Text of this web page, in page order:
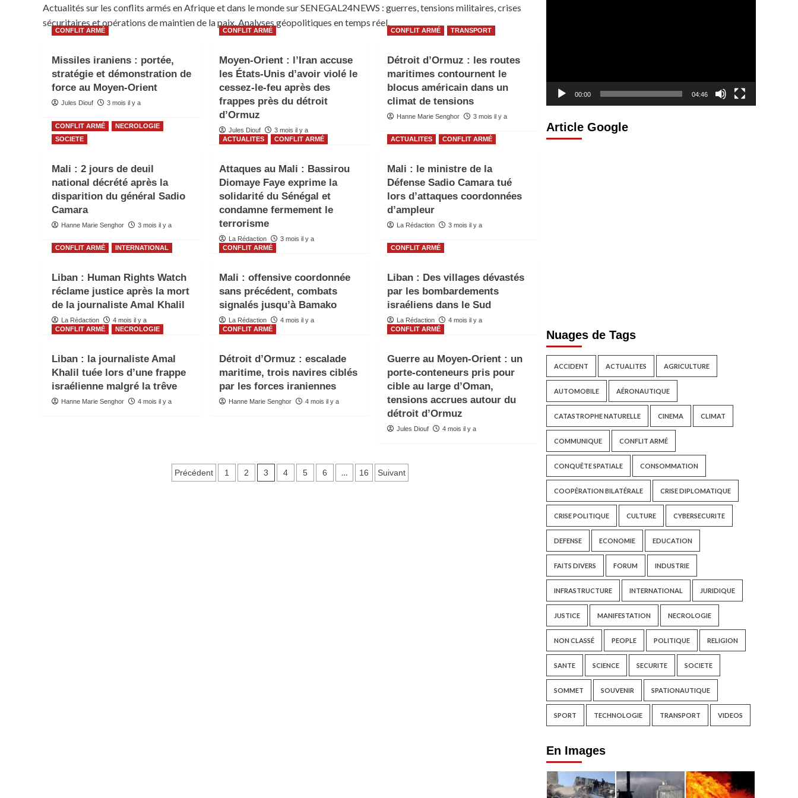
Actualités sur les conflits armés en Afrique et dans le monde sur SENEGAL24NEWS : guerres, tensions militaires, crises
sécuritaires et opérations de maintien de la paix. Analyses géopolitiques en temps réel.
CONFLIT ARMÉ
Missiles iraniens : portée,
stratégie et démonstration de
force au Moyen-Orient
Jules Diouf 3 mois il y a
CONFLIT ARMÉ
Moyen-Orient : l’Iran accuse
les États-Unis d’avoir violé le
cessez-le-feu après des
frappes près du détroit
d’Ormuz
Jules Diouf 3 mois il y a
CONFLIT ARMÉ TRANSPORT
Détroit d’Ormuz : les routes
maritimes contournent le
blocus américain dans un
climat de tensions
Hanne Marie Senghor
3 mois il y a
CONFLIT ARMÉ
NECROLOGIE
SOCIETE
Mali : 2 jours de deuil
national décrété après la
disparition du général Sadio
Camara
Hanne Marie Senghor 3 mois il y a
ACTUALITES CONFLIT ARMÉ
Attaques au Mali : Bassirou
Diomaye Faye exprime la
solidarité du Sénégal et
condamne fermement le
terrorisme
La Rédaction 3 mois il y a
ACTUALITES CONFLIT ARMÉ
Mali : le ministre de la
Défense Sadio Camara tué
lors d’attaques coordonnées
d’ampleur
La Rédaction 3 mois il y a
CONFLIT ARMÉ INTERNATIONAL
Liban : Human Rights Watch
réclame justice après la mort
de la journaliste Amal Khalil
La Rédaction 4 mois il y a
CONFLIT ARMÉ
Mali : offensive coordonnée
sans précédent, combats
signalés jusqu’à Bamako
La Rédaction 4 mois il y a
CONFLIT ARMÉ
Liban : Des villages dévastés
par les bombardements
israéliens dans le Sud
La Rédaction
4 mois il y a
CONFLIT ARMÉ
NECROLOGIE
Liban : la journaliste Amal
Khalil tuée lors d’une frappe
israélienne malgré la trêve
Hanne Marie Senghor 4 mois il y a
CONFLIT ARMÉ
Détroit d’Ormuz : escalade
maritime, trois navires ciblés
par les forces iraniennes
Hanne Marie Senghor 4 mois il y a
CONFLIT ARMÉ
Guerre au Moyen-Orient : un
porte-conteneurs pris pour
cible au large d’Oman,
tensions accrues autour du
détroit d’Ormuz
Jules Diouf 4 mois il y a
Pagination
Précédent 1 2 3 4 5 6 … 16 Suivant
00:00 04:46
Article Google
Nuages de Tags
ACCIDENT ACTUALITES AGRICULTURE
AUTOMOBILE AÉRONAUTIQUE
CATASTROPHE NATURELLE CINEMA CLIMAT
COMMUNIQUE CONFLIT ARMÉ
CONQUÊTE SPATIALE CONSOMMATION
COOPÉRATION BILATÉRALE CRISE DIPLOMATIQUE
CRISE POLITIQUE CULTURE CYBERSECURITE
DEFENSE ECONOMIE EDUCATION
FAITS DIVERS FORUM INDUSTRIE
INFRASTRUCTURE INTERNATIONAL JURIDIQUE
JUSTICE MANIFESTATION NECROLOGIE
NON CLASSÉ PEOPLE POLITIQUE RELIGION
SANTE SCIENCE SECURITE SOCIETE
SOMMET SOUVENIR SPATIONAUTIQUE
SPORT TECHNOLOGIE TRANSPORT VIDEOS
En Images